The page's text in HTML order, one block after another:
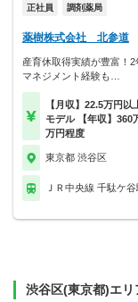
正社員 調剤薬局
薬樹株式会社 北参道
産育休取得実績が豊富！2
マネジメント経験も…
【月収】22.5万円以
モデル 【年収】360
万円程度
東京都 渋谷区
ＪＲ中央線 千駄ケ
渋谷区(東京都)エリ